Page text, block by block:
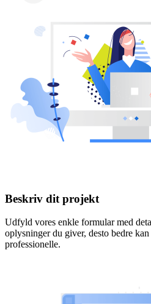
Beskriv dit projekt
Udfyld vores enkle formular med
oplysninger du giver, desto bedre
professionelle.